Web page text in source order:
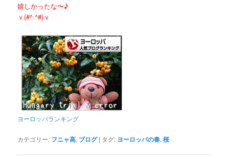
嬉しかったな〜♪
ｖ(#^.^#)ｖ
ヨーロッパランキング
カテゴリー: フニャ高, ブログ | タグ: ヨーロッパの春,桜